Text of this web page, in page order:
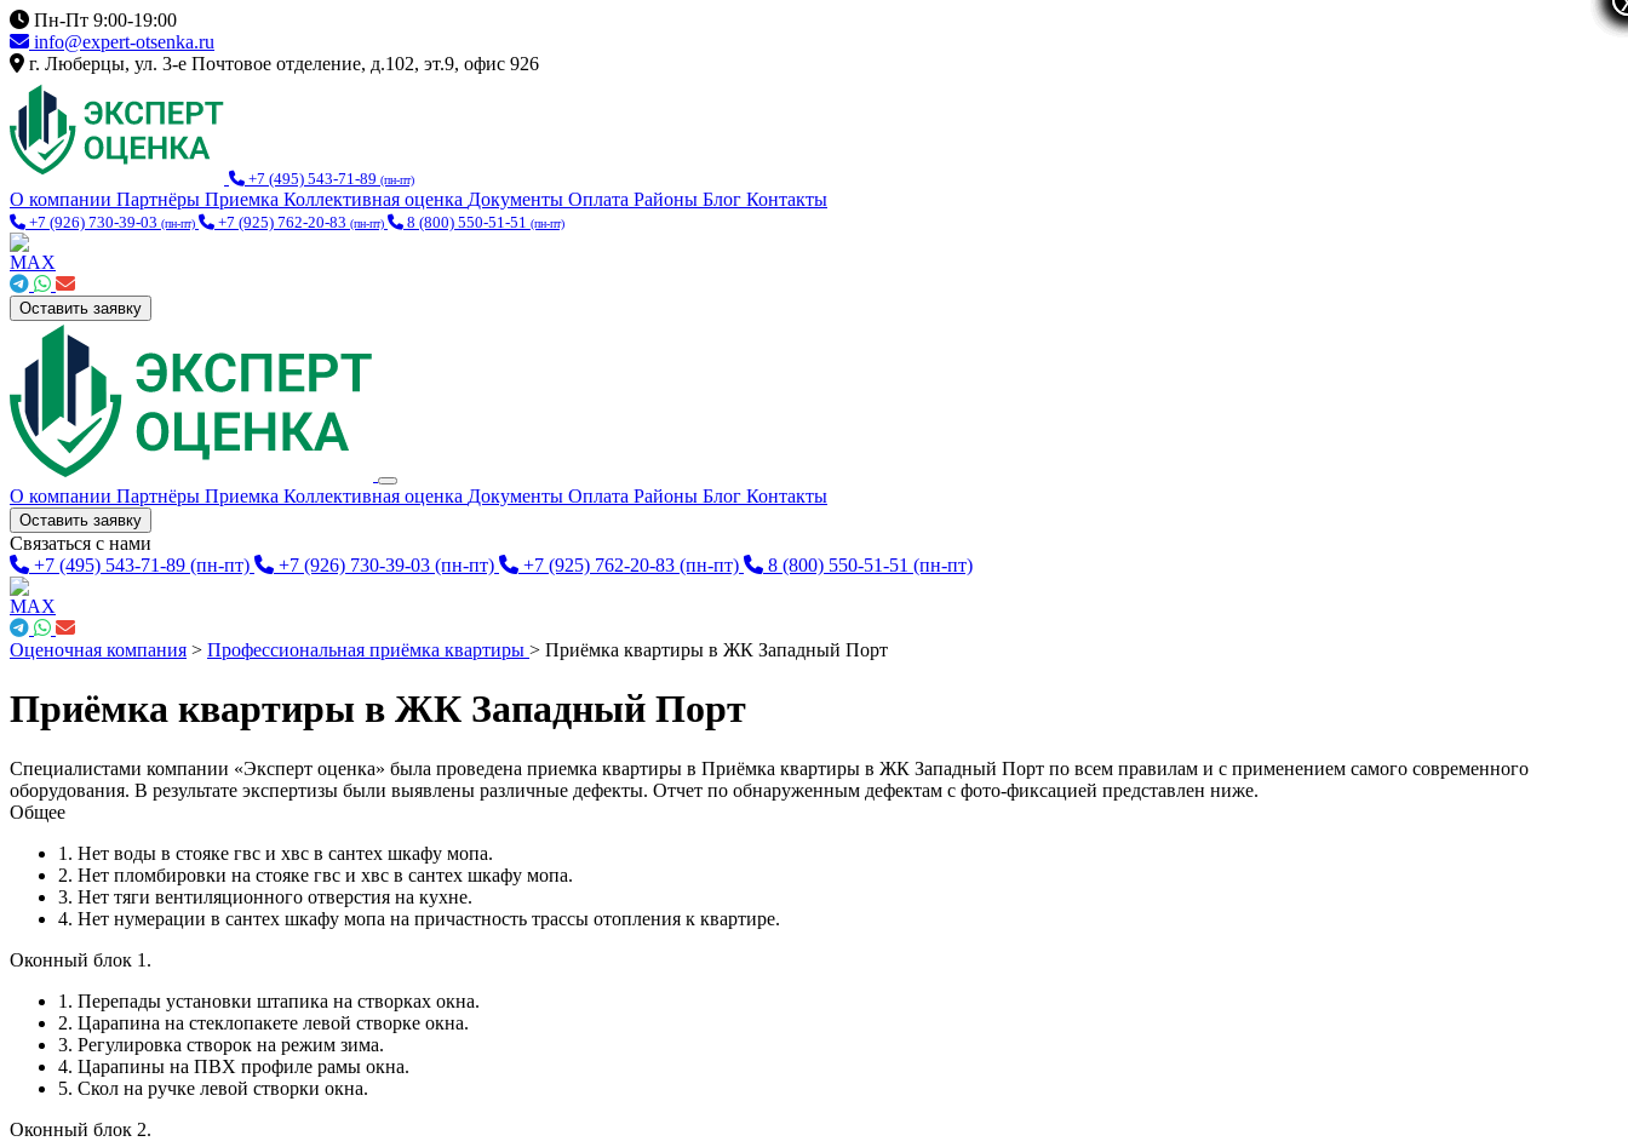
Пн-Пт 9:00-19:00
info@expert-otsenka.ru
г. Люберцы, ул. 3-е Почтовое отделение, д.102, эт.9, офис 926
+7 (495) 543-71-89 (пн-пт)
О компании Партнёры Приемка Коллективная оценка Документы Оплата Районы Блог Контакты
+7 (926) 730-39-03 (пн-пт) +7 (925) 762-20-83 (пн-пт) 8 (800) 550-51-51 (пн-пт)
Оставить заявку
О компании Партнёры Приемка Коллективная оценка Документы Оплата Районы Блог Контакты
Оставить заявку
Связаться с нами
+7 (495) 543-71-89 (пн-пт) +7 (926) 730-39-03 (пн-пт) +7 (925) 762-20-83 (пн-пт) 8 (800) 550-51-51 (пн-пт)
Оценочная компания > Профессиональная приёмка квартиры > Приёмка квартиры в ЖК Западный Порт
Приёмка квартиры в ЖК Западный Порт
Специалистами компании «Эксперт оценка» была проведена приемка квартиры в Приёмка квартиры в ЖК Западный Порт по всем правилам и с применением самого современного
оборудования. В результате экспертизы были выявлены различные дефекты. Отчет по обнаруженным дефектам с фото-фиксацией представлен ниже.
Общее
1. Нет воды в стояке гвс и хвс в сантех шкафу мопа.
2. Нет пломбировки на стояке гвс и хвс в сантех шкафу мопа.
3. Нет тяги вентиляционного отверстия на кухне.
4. Нет нумерации в сантех шкафу мопа на причастность трассы отопления к квартире.
Оконный блок 1.
1. Перепады установки штапика на створках окна.
2. Царапина на стеклопакете левой створке окна.
3. Регулировка створок на режим зима.
4. Царапины на ПВХ профиле рамы окна.
5. Скол на ручке левой створки окна.
Оконный блок 2.